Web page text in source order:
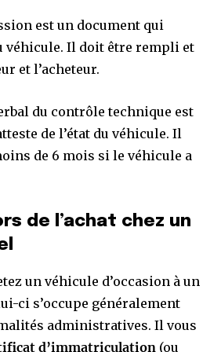
est un document qui
véhicule. Il doit être rempli et
et l’acheteur.
du contrôle technique est
de l’état du véhicule. Il
de 6 mois si le véhicule a
de l’achat chez un
un véhicule d’occasion à un
ci s’occupe généralement
administratives. Il vous
d’immatriculation (ou